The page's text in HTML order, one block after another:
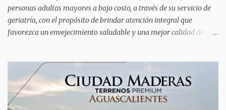
personas adultas mayores a bajo costo, a través de su servicio de
geriatría, con el propósito de brindar atención integral que
favorezca un envejecimiento saludable y una mejor calidad de
fundamentalmente en la prevención, el diagnóstico y tratamiento
de las enfermedades más comunes en las personas mayores de 60
años, como diabetes, hipertensión, deterioro cognitivo y
alzhéimer, entre otros padecimientos. "Nuestros adultos mayores